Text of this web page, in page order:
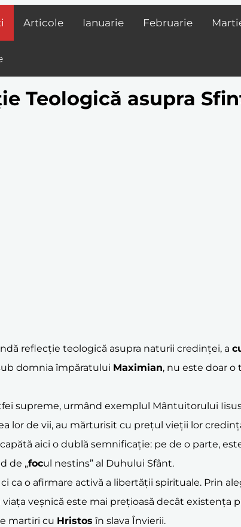
Articole Ianuarie Februarie
Teologică asupra
reflecție teologică asupra naturii credinței, a
domnia împăratului Maximian, nu este doar o
supreme, urmând exemplul Mântuitorului
lor de vii, au mărturisit cu prețul vieții lor
aici o dublă semnificație: pe de o parte,
de „focul nestins” al Duhului Sfânt.
o afirmare activă a libertății spirituale. Prin
veșnică este mai prețioasă decât existența
martiri cu Hristos în slava Învierii.